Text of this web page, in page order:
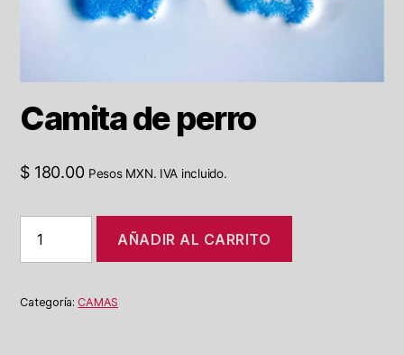
Camita de perro
$ 180.00 Pesos MXN. IVA incluido.
perro
AÑADIR AL CARRITO
Categoría: CAMAS